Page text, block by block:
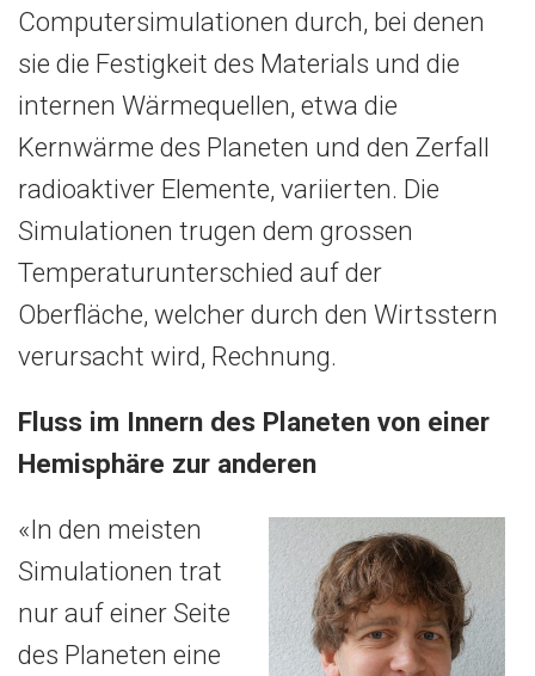
Computersimulationen durch, bei denen
sie die Festigkeit des Materials und die
internen Wärmequellen, etwa die
Kernwärme des Planeten und den Zerfall
radioaktiver Elemente, variierten. Die
Simulationen trugen dem grossen
Temperaturunterschied auf der
Oberfläche, welcher durch den Wirtsstern
verursacht wird, Rechnung.
Fluss im Innern des Planeten von einer
Hemisphäre zur anderen
«In den meisten
Simulationen trat
nur auf einer Seite
des Planeten eine